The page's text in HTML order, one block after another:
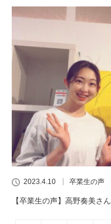
2023.4.10 卒業生の声
【卒業生の声】高野奏美さん